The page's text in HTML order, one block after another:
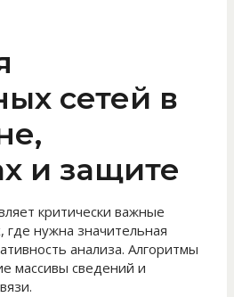
сетей в
и защите
критически важные
где нужна значительная
анализа. Алгоритмы
массивы сведений и